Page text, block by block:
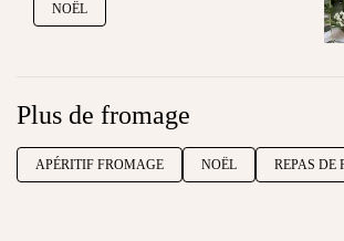
NOËL
Plus de fromage
APÉRITIF FROMAGE NOËL REPAS DE